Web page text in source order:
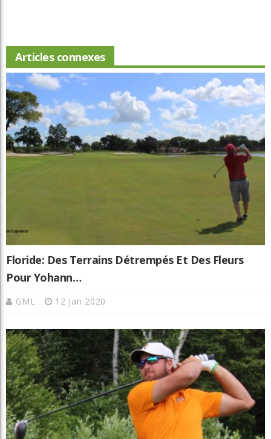
Articles connexes
Floride: Des Terrains Détrempés Et Des Fleurs
Pour Yohann…
GML 12 Jan 2020